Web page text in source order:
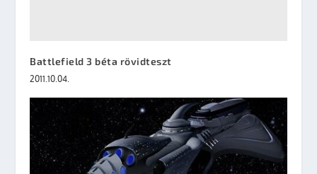
Battlefield 3 béta rövidteszt
2011.10.04.